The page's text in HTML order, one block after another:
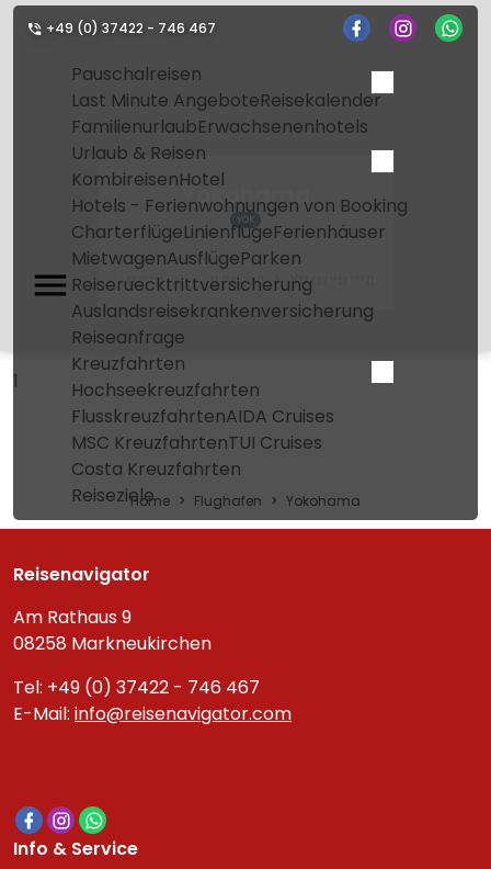
+49 (0) 37422 - 746 467
Pauschalreisen
Last Minute AngeboteReisekalender
FamilienurlaubErwachsenenhotels
Urlaub & Reisen
KombireisenHotel
Hotels - Ferienwohnungen von Booking
CharterflügeLinienflügeFerienhäuser
MietwagenAusflügeParken
Reiseruecktrittversicherung
Auslandsreisekrankenversicherung
Reiseanfrage
Kreuzfahrten
Hochseekreuzfahrten
FlusskreuzfahrtenAIDA Cruises
MSC KreuzfahrtenTUI Cruises
Costa Kreuzfahrten
Reiseziele
Yokohama
YOK
Home Flughafen Yokohama
1
Home Flughafen Yokohama
Reisenavigator
Am Rathaus 9
08258 Markneukirchen
Tel: +49 (0) 37422 - 746 467
E-Mail: info@reisenavigator.com
Info & Service